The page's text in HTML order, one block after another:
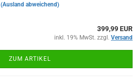
(Ausland abweichend)
399,99 EUR
inkl. 19% MwSt. zzgl. Versand
ZUM ARTIKEL